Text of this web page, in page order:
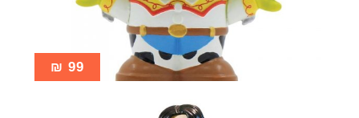
99
₪